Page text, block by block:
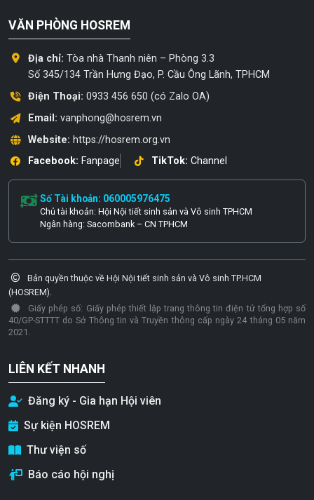
VĂN PHÒNG HOSREM
Địa chỉ: Tòa nhà Thanh niên – Phòng 3.3
Số 345/134 Trần Hưng Đạo, P. Cầu Ông Lãnh, TPHCM
Điện Thoại: 0933 456 650 (có Zalo OA)
Email: vanphong@hosrem.vn
Website: https://hosrem.org.vn
Facebook: Fanpage TikTok: Channel
Số Tài khoản: 060005976475
Chủ tài khoản: Hội Nội tiết sinh sản và Vô sinh TPHCM
Ngân hàng: Sacombank – CN TPHCM
Bản quyền thuộc về Hội Nội tiết sinh sản và Vô sinh TP.HCM
(HOSREM).
Giấy phép số: Giấy phép thiết lập trang thông tin điện tử tổng hợp số
40/GP-STTTT do Sở Thông tin và Truyền thông cấp ngày 24 tháng 05 năm
2021.
LIÊN KẾT NHANH
Đăng ký - Gia hạn Hội viên
Sự kiện HOSREM
Thư viện số
Báo cáo hội nghị